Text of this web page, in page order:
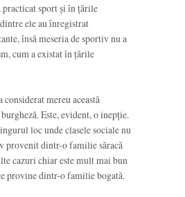
practicat sport și în țările
ele au înregistrat
însă meseria de sportiv nu a
cum a existat în țările
mereu această
Este, evident, o inepție.
loc unde clasele sociale nu
provenit dintr-o familie săracă
cazuri chiar este mult mai bun
provine dintr-o familie bogată.